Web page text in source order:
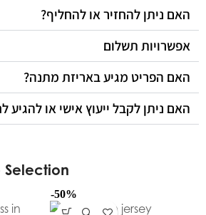
האם ניתן להחזיר או להחליף?
אפשרויות תשלום
האם הפריט מגיע באריזת מתנה?
האם ניתן לקבל ייעוץ אישי או להגיע
Selection
-50%